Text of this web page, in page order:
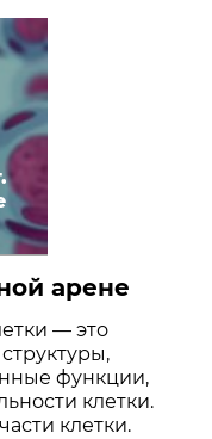
арене
— это
функции,
клетки.
клетки.